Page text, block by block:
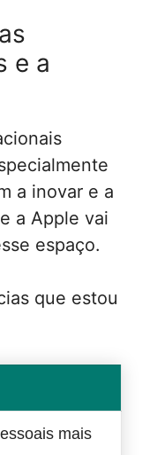
e a
a inovar e a
a Apple vai
espaço.
que estou
mais